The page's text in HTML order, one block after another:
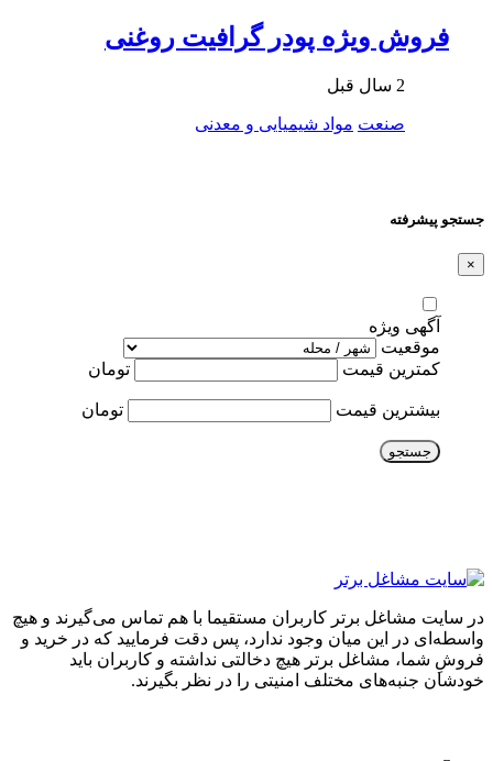
فروش ویژه پودر گرافیت روغنی
2 سال قبل
صنعت مواد شیمیایی و معدنی
جستجو پیشرفته
×
آگهی ویژه
موقعیت
کمترین قیمت
تومان
بیشترین قیمت تومان
جستجو
در سایت مشاغل برتر کاربران مستقیما با هم تماس می‌گیرند و هیچ
واسطه‌ای در این میان وجود ندارد، پس دقت فرمایید که در خرید و
فروشِ شما، مشاغل برتر هیچ دخالتی نداشته و کاربران باید
خودشان جنبه‌های مختلف امنیتی را در نظر بگیرند.